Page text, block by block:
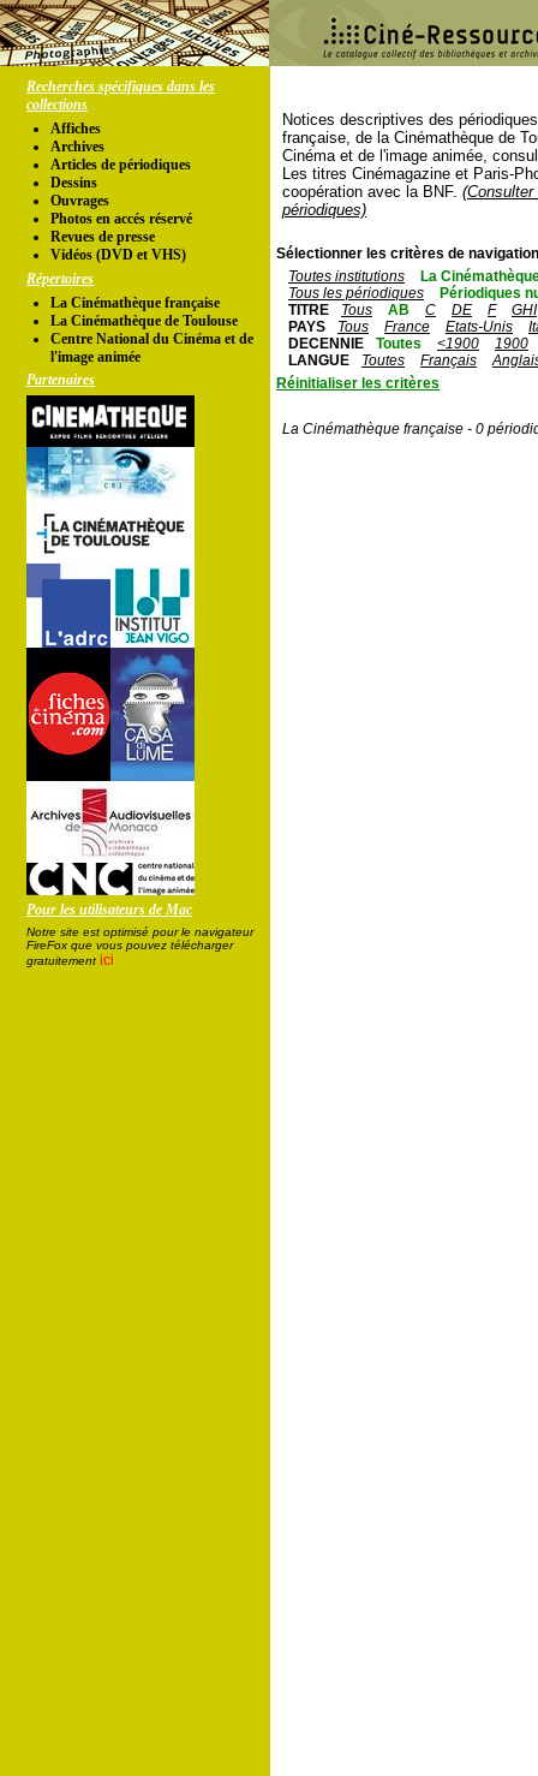
Recherches spécifiques dans les
collections
Affiches
Archives
Articles de périodiques
Dessins
Ouvrages
Photos en accés réservé
Revues de presse
Vidéos (DVD et VHS)
Répertoires
La Cinémathèque française
La Cinémathèque de Toulouse
Centre National du Cinéma et de
l'image animée
Partenaires
Pour les utilisateurs de Mac
Notre site est optimisé pour le navigateur
FireFox que vous pouvez télécharger
gratuitement ici
Notices descriptives des
française, de la Cinémathèque de
Cinéma et de l'image animée,
Les titres Cinémagazine et Paris-
coopération avec la BNF.
périodiques)
Sélectionner les critères de
Toutes institutions
La
Tous les périodiques
Périodiques
TITRE
Tous AB C DE F
GHI
PAYS
Tous France Etats-Unis
DECENNIE
Toutes <1900
1900
LANGUE
Toutes Français
Réinitialiser les critères
La Cinémathèque française - 0